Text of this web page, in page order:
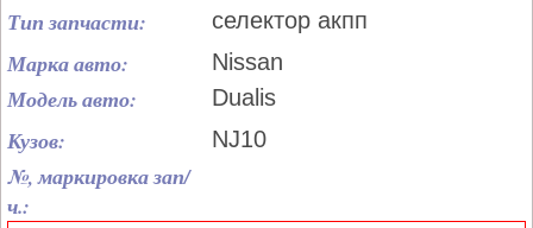
Тип запчасти: селектор акпп
Марка авто: Nissan
Модель авто: Dualis
Кузов: NJ10
№, маркировка зап/
ч.: